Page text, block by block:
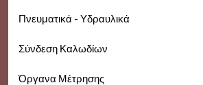
Πνευματικά - Υδραυλικά
Σύνδεση Καλωδίων
Όργανα Μέτρησης